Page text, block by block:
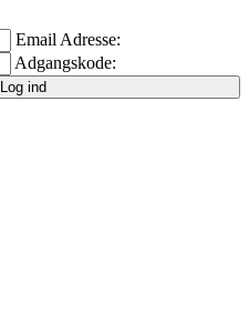
Email Adresse:
Adgangskode:
Log ind